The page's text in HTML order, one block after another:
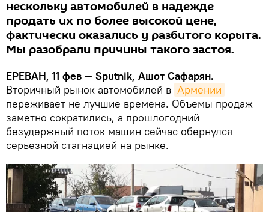
нескольку автомобилей в надежде
продать их по более высокой цене,
фактически оказались у разбитого корыта.
Мы разобрали причины такого застоя.
ЕРЕВАН, 11 фев — Sputnik, Ашот Сафарян.
Вторичный рынок автомобилей в Армении
переживает не лучшие времена. Объемы продаж
заметно сократились, а прошлогодний
безудержный поток машин сейчас обернулся
серьезной стагнацией на рынке.